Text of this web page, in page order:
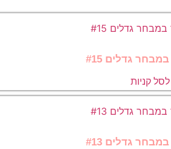
גדלים #15
קניות
גדלים #13